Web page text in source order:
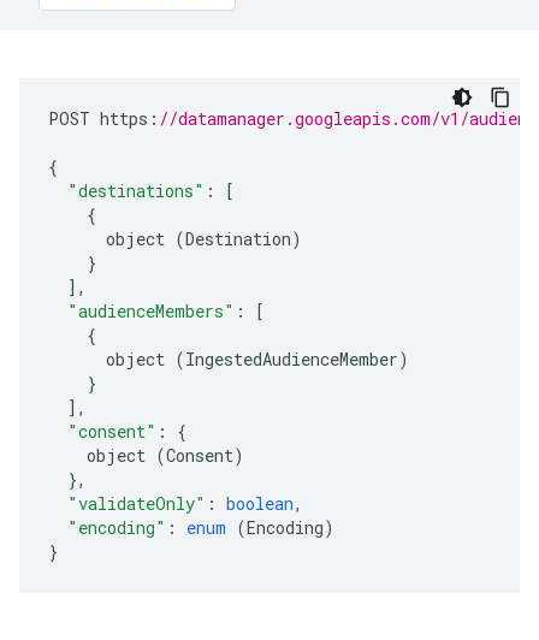
POST https : //datamanager.googleapis.com/v1/
{
"destinations" :
[
{
object (Destination)
}
],
"audienceMembers" :
[
{
object (IngestedAudienceMember)
}
],
"consent" :
{
object (Consent)
},
"validateOnly" : boolean,
"encoding" : enum (Encoding)
}